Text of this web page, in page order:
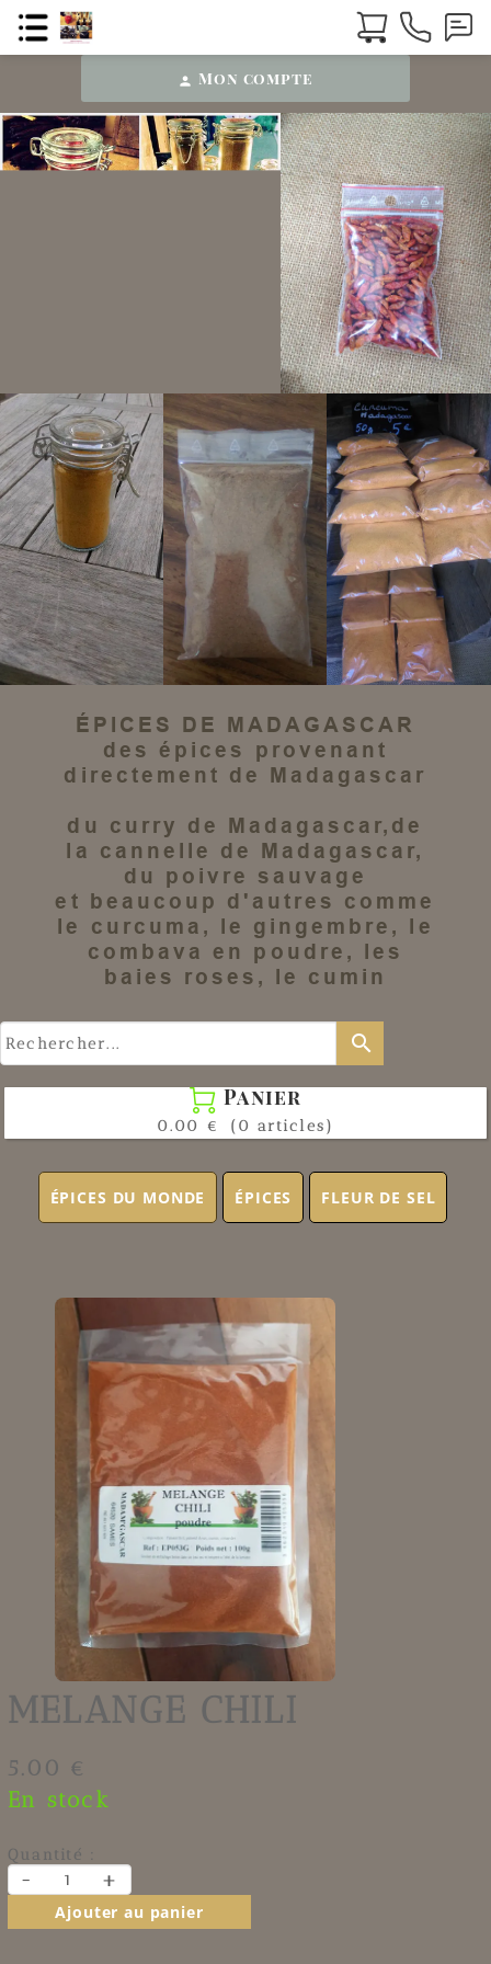
person Mon compte
ÉPICES DE MADAGASCAR
des épices
provenant
directement de Madagascar
du curry de Madagascar,de
la cannelle de Madagascar,
du
poivre sauvage
et beaucoup d'autres comme
le curcuma , le gingembre , le
combava en poudre , les
baies roses , le cumin
search
 Panier
0.00 € (0 articles)
ÉPICES DU MONDE ÉPICES FLEUR DE SEL
MELANGE CHILI
5.00 €
En stock
Quantité :
- +
Ajouter au panier